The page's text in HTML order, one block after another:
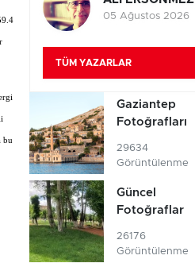
bu
05 Ağustos 2026
TÜM YAZARLAR
Gaziantep
Fotoğrafları
29634
Görüntülenme
Güncel
Fotoğraflar
26176
Görüntülenme